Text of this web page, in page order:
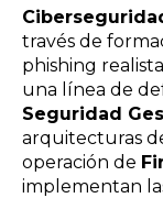
través de
phishing
una línea de
Seguridad
arquitecturas
operación de
implementan